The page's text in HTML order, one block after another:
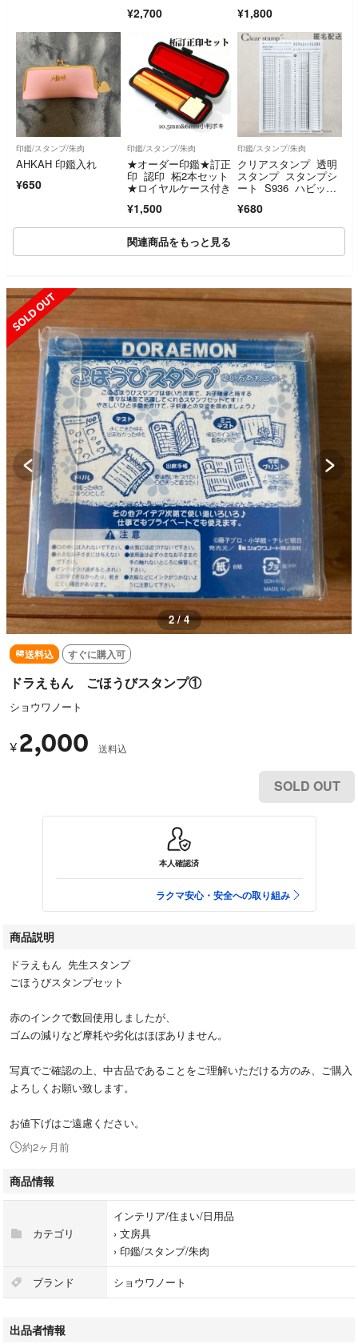
¥2,700 ¥1,800
印鑑/スタンプ/朱肉
AHKAH 印鑑入れ
¥650
印鑑/スタンプ/朱肉
★オーダー印鑑★訂正
印 認印 柘2本セット
★ロイヤルケース付き
¥1,500
印鑑/スタンプ/朱肉
クリアスタンプ 透明
スタンプ スタンプシ
ート S936 ハビット
¥680
関連商品をもっと見る
SOLD OUT
2 / 4
送料込 すぐに購入可
ドラえもん ごほうびスタンプ①
ショウワノート
¥ 2,000 送料込
SOLD OUT
本人確認済
ラクマ安心・安全への取り組み
商品説明
ドラえもん 先生スタンプ
ごほうびスタンプセット
赤のインクで数回使用しましたが、
ゴムの減りなど摩耗や劣化はほぼありません。
写真でご確認の上、中古品であることをご理解いただける方のみ、ご購入
よろしくお願い致します。
お値下げはご遠慮ください。
約2ヶ月前
商品情報
カテゴリ
インテリア/住まい/日用品
› 文房具
› 印鑑/スタンプ/朱肉
ブランド ショウワノート
出品者情報